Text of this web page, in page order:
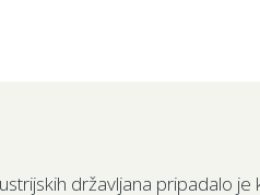
državljana pripadalo